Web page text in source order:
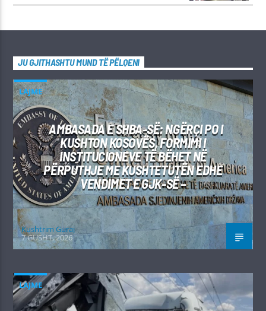
JU GJITHASHTU MUND TË PËLQENI
LAJME
AMBASADA E SHBA-SË: NGËRÇI PO I
KUSHTON KOSOVËS, FORMIMI I
INSTITUCIONEVE TË BËHET NË
PËRPUTHJE ME KUSHTETUTËN EDHE
VENDIMET E GJK-SË –
Kushtrim Guraj
7 GUSHT, 2026
LAJME